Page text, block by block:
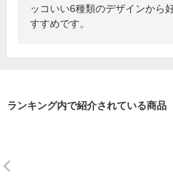
ッコいい6種類のデザインから
すすめです。
ランキング内で紹介されている商品